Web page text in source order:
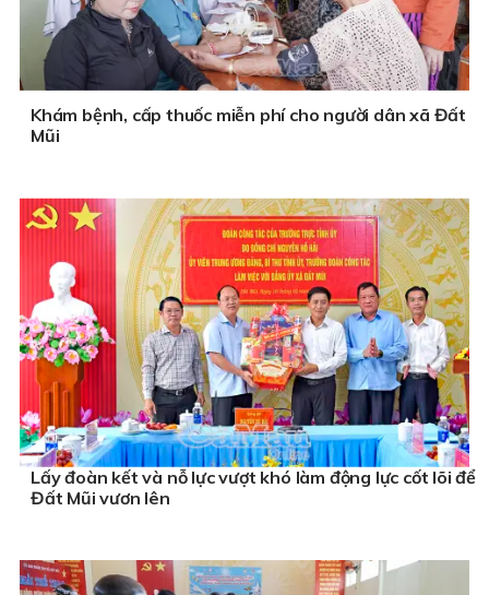
Khám bệnh, cấp thuốc miễn phí cho người dân xã Đất
Mũi
Lấy đoàn kết và nỗ lực vượt khó làm động lực cốt lõi để
Đất Mũi vươn lên